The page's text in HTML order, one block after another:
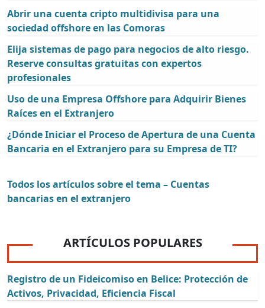
Abrir una cuenta cripto multidivisa para una
sociedad offshore en las Comoras
Elija sistemas de pago para negocios de alto riesgo.
Reserve consultas gratuitas con expertos
profesionales
Uso de una Empresa Offshore para Adquirir Bienes
Raíces en el Extranjero
¿Dónde Iniciar el Proceso de Apertura de una Cuenta
Bancaria en el Extranjero para su Empresa de TI?
Todos los artículos sobre el tema – Cuentas
bancarias en el extranjero
ARTÍCULOS POPULARES
Registro de un Fideicomiso en Belice: Protección de
Activos, Privacidad, Eficiencia Fiscal